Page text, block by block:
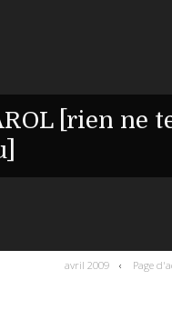
[rien ne
avril 2009 Page